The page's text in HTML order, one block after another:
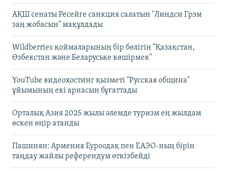
АҚШ сенаты Ресейге санкция салатын "Линдси Грэм
заң жобасын" мақұлдады
Wildberries қоймаларының бір бөлігін "Қазақстан,
Өзбекстан және Беларуське көшірмек"
YouTube видеохостинг қызметі "Русская община"
ұйымының екі арнасын бұғаттады
Орталық Азия 2025 жылы әлемде туризм ең жылдам
өскен өңір атанды
Пашинян: Армения Еуроодақ пен ЕАЭО-ның бірін
таңдау жайлы референдум өткізбейді